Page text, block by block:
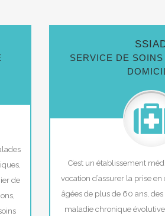
de
SERVICE DE
C’est un établissement
vocation d’assurer la prise
âgées de plus de 60 ans,
maladie chronique